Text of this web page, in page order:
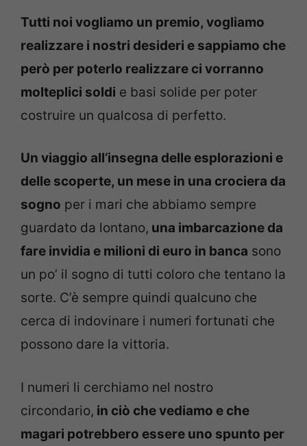
Tutti noi vogliamo un premio, vogliamo
realizzare i nostri desideri e sappiamo che
però per poterlo realizzare ci vorranno
molteplici soldi e basi solide per poter
costruire un qualcosa di perfetto.
Un viaggio all’insegna delle esplorazioni e
delle scoperte, un mese in una crociera da
sogno per i mari che abbiamo sempre
guardato da lontano, una imbarcazione da
fare invidia e milioni di euro in banca sono
un po’ il sogno di tutti coloro che tentano la
sorte. C’è sempre quindi qualcuno che
cerca di indovinare i numeri fortunati che
possono dare la vittoria.
I numeri li cerchiamo nel nostro
circondario, in ciò che vediamo e che
magari potrebbero essere uno spunto per